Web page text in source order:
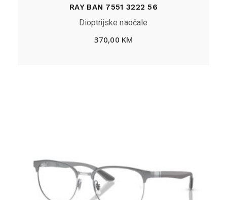
RAY BAN 7551 3222 56
Dioptrijske naočale
370,00 KM